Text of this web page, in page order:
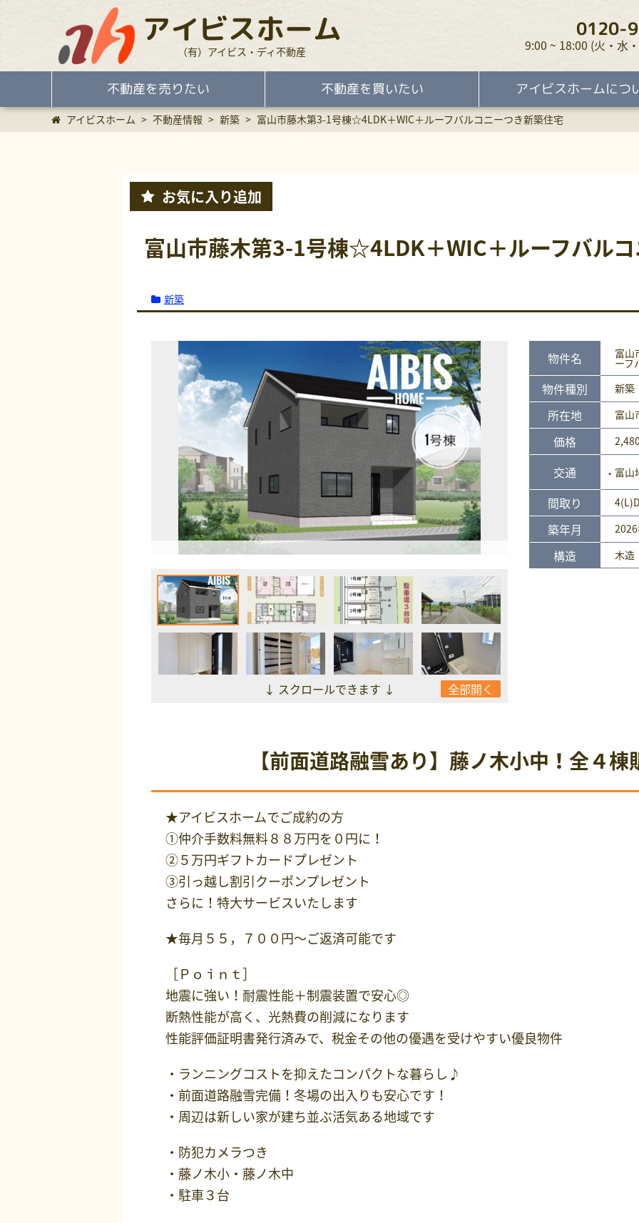
アイビスホーム
（有）アイビス・ディ不動産
0120-
9:00 ~ 18:00 (火・水
不動産を売りたい 不動産を買いたい アイビスホームにつ
アイビスホーム > 不動産情報 > 新築 > 富山市藤木第3-1号棟☆4LDK＋WIC＋ルーフバルコニーつき新築住宅
富山市藤木第3-1号棟☆4LDK＋WIC＋ルーフバル
新築
お気に入り追加
↓ スクロールできます ↓ 全部開く
物件名 富山
ーフ
物件種別 新築
所在地 富山
価格
交通 富山
間取り
築年月
構造 木造
【前面道路融雪あり】藤ノ木小中！全４棟
★アイビスホームでご成約の方
①仲介手数料無料８８万円を０円に！
②５万円ギフトカードプレゼント
③引っ越し割引クーポンプレゼント
さらに！特大サービスいたします
★毎月５５，７００円～ご返済可能です
［Ｐｏｉｎｔ］
地震に強い！耐震性能＋制震装置で安心◎
断熱性能が高く、光熱費の削減になります
性能評価証明書発行済みで、税金その他の優遇を受けやすい優良物件
・ランニングコストを抑えたコンパクトな暮らし♪
・前面道路融雪完備！冬場の出入りも安心です！
・周辺は新しい家が建ち並ぶ活気ある地域です
・防犯カメラつき
・藤ノ木小・藤ノ木中
・駐車３台